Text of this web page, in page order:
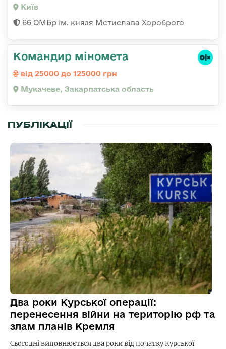
Київ
66 ОМБр ім. князя Мстислава Хороброго
Командир міномета
від 25000 до 125000 грн
Мукачеве, Закарпатська область
ПУБЛІКАЦІЇ
Два роки Курської операції:
перенесення війни на територію рф та
злам планів Кремля
Сьогодні виповнюється два роки від початку Курської